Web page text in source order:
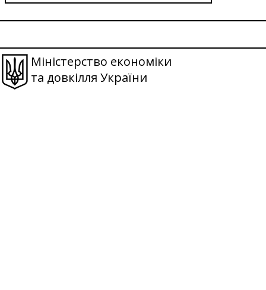
Міністерство економіки
та довкілля України